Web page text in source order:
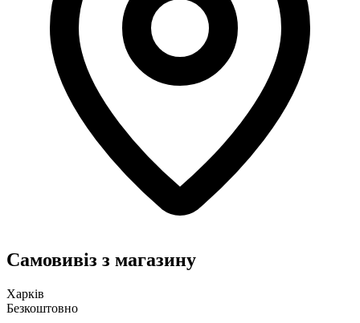
Самовивіз з магазину
Харків
Безкоштовно